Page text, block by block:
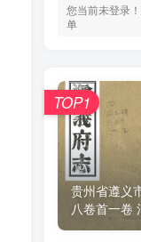
您当前未登录
单
贵州省遵义
八卷首一卷
TOP1
您当前未登录
单
贵州省遵义
八卷首一卷
TOP1